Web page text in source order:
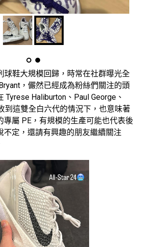
球鞋大規模回歸，時常在社群曝光全
，儼然已經成為粉絲們關注的頭
Tyrese Haliburton、Paul George、
到這雙全白六代的情況下，也意味著
專屬 PE，有規模的生產可能也代表後
不定，還請有興趣的朋友繼續關注